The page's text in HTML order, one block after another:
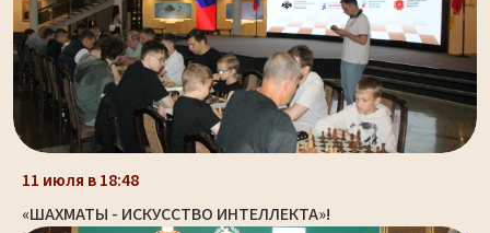
11 июля в 18:48
«ШАХМАТЫ - ИСКУССТВО ИНТЕЛЛЕКТА»!